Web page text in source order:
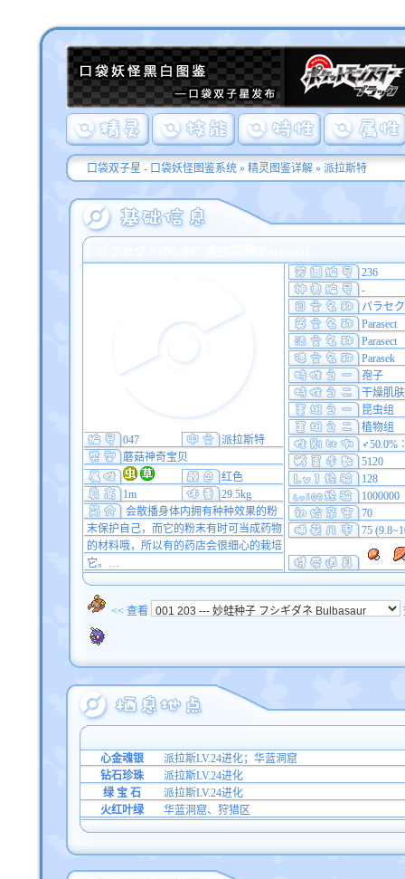
口袋双子星 - 口袋妖怪图鉴系统» 精灵图鉴详解» 派拉斯特
236
-
パラセ
Parasect
Parasect
Parasek
孢子
干燥肌肤
昆虫组
植物组
5120
128
1000000
70
75
047
派拉斯特
蘑菇神奇宝贝
红色
1m
29.5kg
会散播身体内拥有种种效果的粉
末保护自己，而它的粉末有时可当成药物
的材料哦，所以有的药店会很细心的栽培
它。…
<< 查看
心金魂银
派拉斯LV.24进化；华蓝洞窟
钻石珍珠
派拉斯LV.24进化
绿 宝 石
派拉斯LV.24进化
火红叶绿
华蓝洞窟、狩猎区